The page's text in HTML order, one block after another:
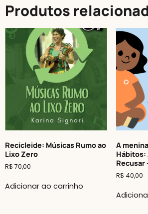
Produtos
Recicleide: Músicas Rumo ao
Lixo Zero
R$ 70,00
Adicionar ao carrinho
A
Hábitos:
Recusar
R$ 40,00